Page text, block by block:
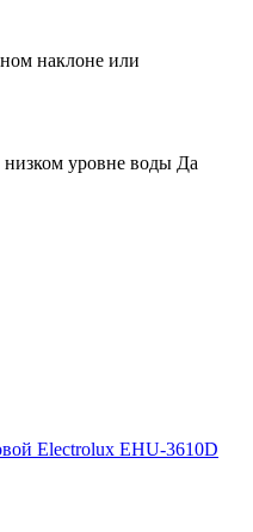
наклоне или
уровне воды Да
Electrolux EHU-3610D